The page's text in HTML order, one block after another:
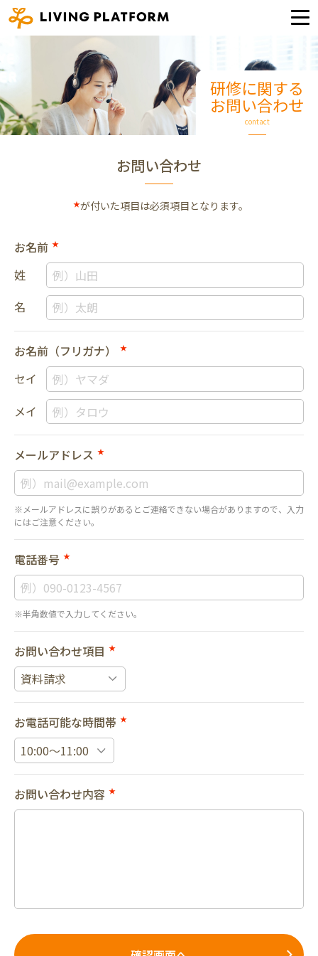
研修に関する
お問い合わせ
contact
お問い合わせ
★が付いた項目は必須項目となります。
お名前 ★
姓
名
お名前（フリガナ） ★
セイ
メイ
メールアドレス ★
※メールアドレスに誤りがあるとご連絡できない場合がありますので、入力
にはご注意ください。
電話番号 ★
※半角数値で入力してください。
お問い合わせ項目 ★
お電話可能な時間帯 ★
お問い合わせ内容 ★